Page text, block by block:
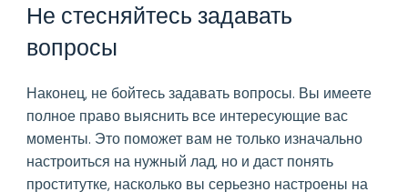
Не стесняйтесь задавать
вопросы
Наконец, не бойтесь задавать вопросы. Вы имеете
полное право выяснить все интересующие вас
моменты. Это поможет вам не только изначально
настроиться на нужный лад, но и даст понять
проститутке, насколько вы серьезно настроены на